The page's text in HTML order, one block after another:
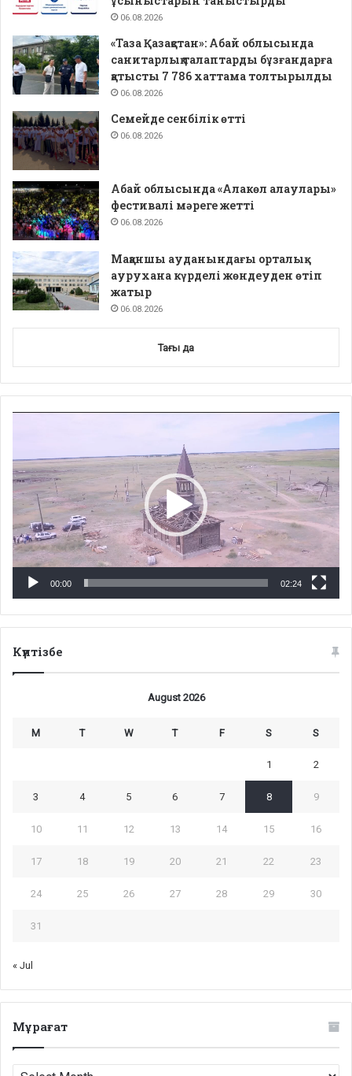
06.08.2026
«Таза Қазақстан»: Абай облысында
санитарлық талаптарды бұзғандарға
қатысты 7 786 хаттама толтырылды
06.08.2026
Семейде сенбілік өтті
06.08.2026
Абай облысында «Алакөл алаулары»
фестивалі мәреге жетті
06.08.2026
Мақаншы ауданындағы орталық
аурухана күрделі жөндеуден өтіп
жатыр
06.08.2026
Тағы да
00:00 02:24
Күнтізбе
August 2026
M T W T F S S
1 2
3 4 5 6 7 8 9
10 11 12 13 14 15 16
17 18 19 20 21 22 23
24 25 26 27 28 29 30
31
« Jul
Мұрағат
Мұрағат